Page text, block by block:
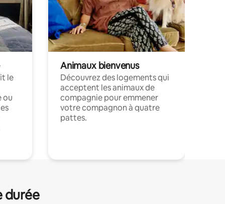
le
ou
Animaux bienvenus
Découvrez des logements qui
acceptent les animaux de
compagnie pour emmener
votre compagnon à quatre
pattes.
durée